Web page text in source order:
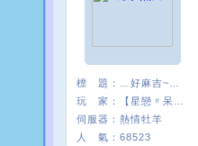
標 題：
玩 家：
伺服器： 熱情牡羊
人 氣： 68523